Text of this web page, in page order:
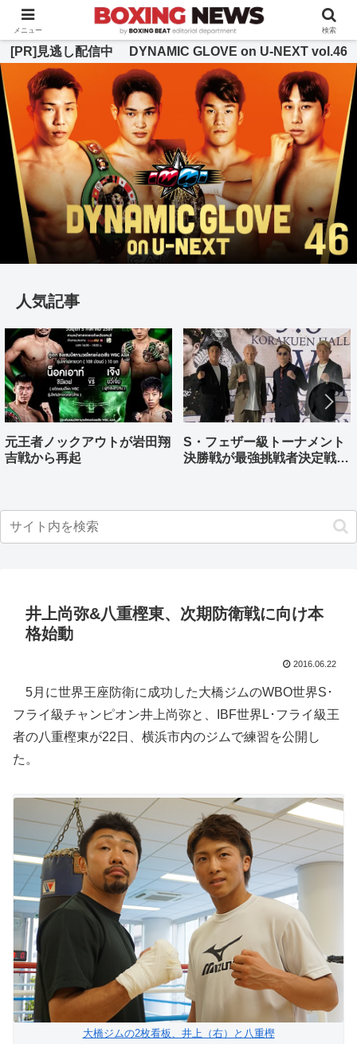
BOXING BEAT [ボクシング・ビート] 公式サイト
[PR]見逃し配信中 DYNAMIC GLOVE on U-NEXT vol.46
人気記事
元王者ノックアウトが岩田翔
吉戦から再起
S・フェザー級トーナメント
決勝戦が最強挑戦者決定戦兼
井上尚弥&八重樫東、次期防衛戦に向け本
格始動
2016.06.22
5月に世界王座防衛に成功した大橋ジムのWBO世界S･
フライ級チャンピオン井上尚弥と、IBF世界L･フライ級王
者の八重樫東が22日、横浜市内のジムで練習を公開し
た。
大橋ジムの2枚看板、井上（右）と八重樫
メニュー 検索